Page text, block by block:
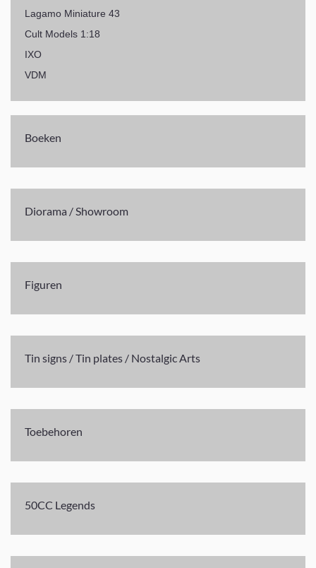
Lagamo Miniature 43
Cult Models 1:18
IXO
VDM
Boeken
Diorama / Showroom
Figuren
Tin signs / Tin plates / Nostalgic Arts
Toebehoren
50CC Legends